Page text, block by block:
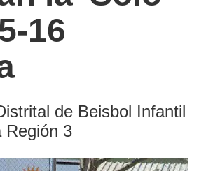
16
de Beisbol Infantil
Región 3